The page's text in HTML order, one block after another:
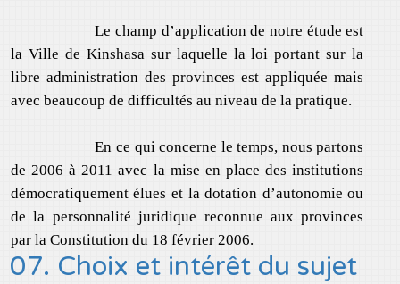
Le champ d’application de notre étude est
la Ville de Kinshasa sur laquelle la loi portant sur la
libre administration des provinces est appliquée mais
avec beaucoup de difficultés au niveau de la pratique.
En ce qui concerne le temps, nous partons
de 2006 à 2011 avec la mise en place des institutions
démocratiquement élues et la dotation d’autonomie ou
de la personnalité juridique reconnue aux provinces
par la Constitution du 18 février 2006.
07. Choix et intérêt du sujet